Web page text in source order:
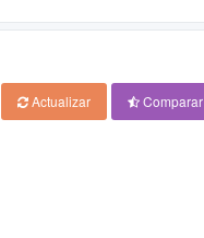
Actualizar Comparar